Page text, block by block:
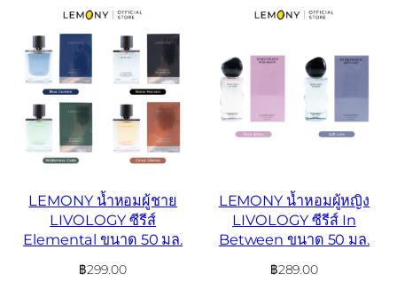
LEMONY น้ำหอมผู้ชาย
LIVOLOGY ซีรีส์
Elemental ขนาด 50 มล.
฿299.00
LEMONY น้ำหอมผู้หญิง
LIVOLOGY ซีรีส์ In
Between ขนาด 50 มล.
฿289.00